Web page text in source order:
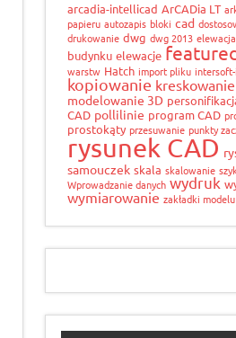
arcadia-intellicad ArCADia LT
papieru autozapis bloki cad
drukowanie dwg dwg 2013 elewacja
budynku elewacje
warstw Hatch import pliku
kopiowanie kreskowanie
modelowanie 3D
CAD pollilinie program CAD
prostokąty przesuwanie punkty
rysunek CAD
samouczek skala skalowanie szyk
Wprowadzanie danych wydruk
wymiarowanie zakładki